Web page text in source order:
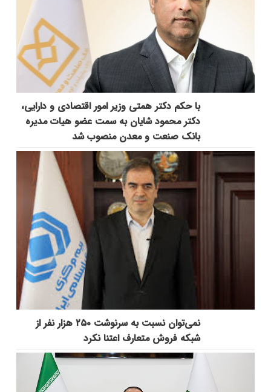
با حکم دکتر همتی وزیر امور اقتصادی و دارایی،
دکتر محمود شایان به سمت عضو هیات مدیره
بانک صنعت و معدن منصوب شد
نمی‌توان نسبت به سرنوشت ۲۵۰ هزار نفر از
شبکه فروش متعارف اعتنا نکرد